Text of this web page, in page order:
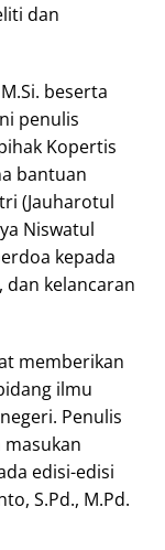
dan
beserta
penulis
Kopertis
bantuan
(Jauharotul
Niswatul
kepada
dan kelancaran
memberikan
ilmu
Penulis
edisi-edisi
S.Pd., M.Pd.